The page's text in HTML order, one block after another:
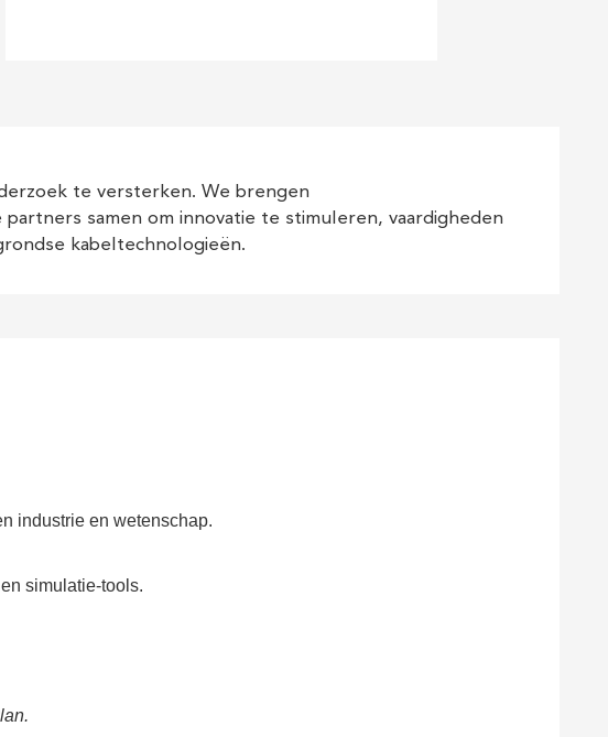
te versterken. We brengen
samen om innovatie te stimuleren, vaardigheden
kabeltechnologieën.
industrie en wetenschap.
simulatie-tools.